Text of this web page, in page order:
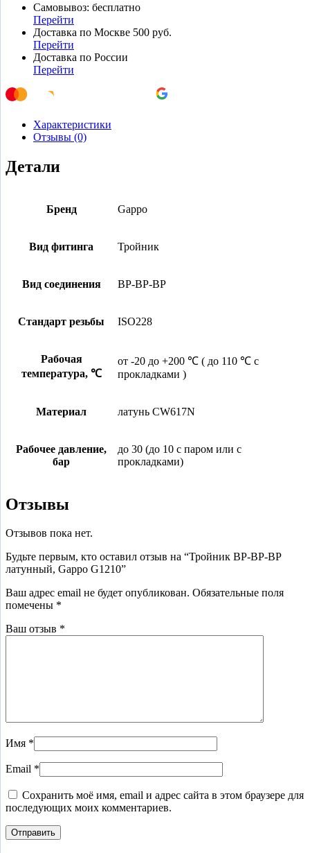
Самовывоз: бесплатно
Перейти
Доставка по Москве 500 руб.
Перейти
Доставка по России
Перейти
Характеристики
Отзывы (0)
Детали
Бренд Gappo
Вид фитинга Тройник
Вид соединения ВР-ВР-ВР
Стандарт резьбы ISO228
Рабочая
температура, ℃
от -20 до +200 ℃ ( до 110 ℃ с
прокладками )
Материал латунь CW617N
Рабочее давление,
бар
до 30 (до 10 с паром или с
прокладками)
Отзывы
Отзывов пока нет.
Будьте первым, кто оставил отзыв на “Тройник ВР-ВР-ВР
латунный, Gappo G1210”
Ваш адрес email не будет опубликован. Обязательные поля
помечены *
Ваш отзыв *
Имя *
Email *
Сохранить моё имя, email и адрес сайта в этом браузере для
последующих моих комментариев.